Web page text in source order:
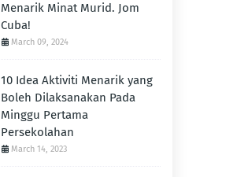
Menarik Minat Murid. Jom
Cuba!
March 09, 2024
10 Idea Aktiviti Menarik yang
Boleh Dilaksanakan Pada
Minggu Pertama
Persekolahan
March 14, 2023